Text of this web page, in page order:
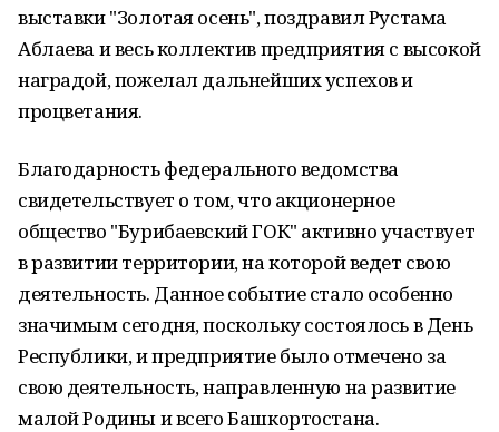
выставки "Золотая осень", поздравил Рустама
Аблаева и весь коллектив предприятия с высокой
наградой, пожелал дальнейших успехов и
процветания.
Благодарность федерального ведомства
свидетельствует о том, что акционерное
общество "Бурибаевский ГОК" активно участвует
в развитии территории, на которой ведет свою
деятельность. Данное событие стало особенно
значимым сегодня, поскольку состоялось в День
Республики, и предприятие было отмечено за
свою деятельность, направленную на развитие
малой Родины и всего Башкортостана.